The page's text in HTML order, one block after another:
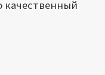
качественный